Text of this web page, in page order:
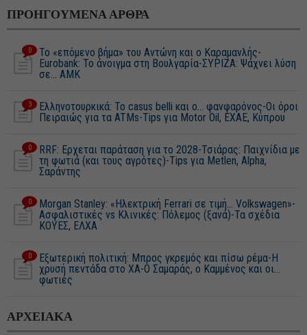
ΠΡΟΗΓΟΥΜΕΝΑ ΑΡΘΡΑ
0
Το «επόμενο βήμα» του Αντώνη και ο Καραμανλής-
Εurobank: Το άνοιγμα στη Βουλγαρία-ΣΥΡΙΖΑ: Ψάχνει λύση
σε... AΜΚ
3
Ελληνοτουρκικά: Το casus belli και ο… φανφαρόνος-Οι όροι
Πειραιώς για τα ATMs-Tips για Motor Oil, EXAE, Κύπρου
0
RRF: Eρχεται παράταση για το 2028-Τσιάρας: Παιχνίδια με
τη φωτιά (και τους αγρότες)-Tips για Metlen, Alpha,
Σαράντης
0
Morgan Stanley: «Ηλεκτρική Ferrari σε τιμή… Volkswagen»-
Aσφαλιστικές vs Κλινικές: Πόλεμος (ξανά)-Τα σχέδια
ΚΟΥΕΣ, ΕΛΧΑ
0
Εξωτερική πολιτική: Μπρος γκρεμός και πίσω ρέμα-Η
χρυσή πεντάδα στο ΧΑ-Ο Σαμαράς, ο Καμμένος και οι…
φωτιές
ΑΡΧΕΙΑΚΑ